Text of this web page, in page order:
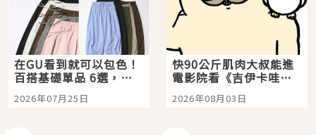
在GU看到就可以包色！
百搭基礎單品 6選，閉
眼全收也不心疼
2026年07月25日
快90公斤肌肉大叔能進
電影院看《吉伊卡哇》
嗎？日本重金屬樂團
「打首」會長與nagano
2026年08月03日